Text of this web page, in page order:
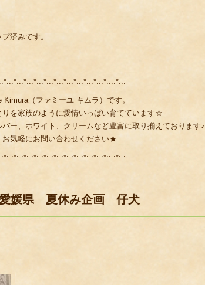
済みです。
（ファミーユ キムラ）です。
を家族のように愛情いっぱい育てています☆
ー、ホワイト、クリームなど豊富に取り揃えております♪
お気軽にお問い合わせください★
媛県 夏休み企画 仔犬